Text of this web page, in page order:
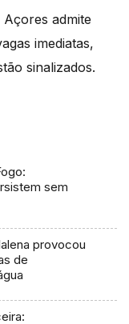
admite
imediatas,
sinalizados.
sem
provocou
de